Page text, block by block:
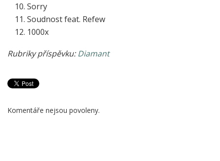
Sorry
Soudnost feat. Refew
1000x
Rubriky příspěvku:Diamant
Komentáře nejsou povoleny.